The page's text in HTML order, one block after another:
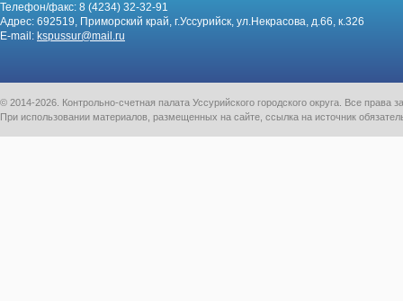
Телефон/факс: 8 (4234) 32-32-91
Адрес: 692519, Приморский край, г.Уссурийск, ул.Некрасова, д.66, к.326
E-mail: kspussur@mail.ru
© 2014-2026. Контрольно-счетная палата Уссурийского городского округа. Все права
При использовании материалов, размещенных на сайте, ссылка на источник